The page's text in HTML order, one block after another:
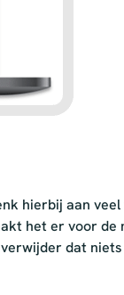
hierbij aan
het er voor
dat